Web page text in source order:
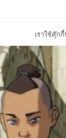
เราใช้คุ๊ก